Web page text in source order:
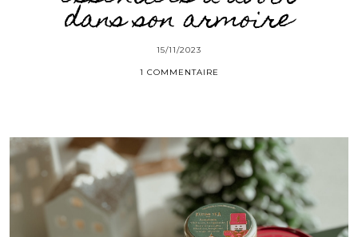
dans son armoire
15/11/2023
1 COMMENTAIRE